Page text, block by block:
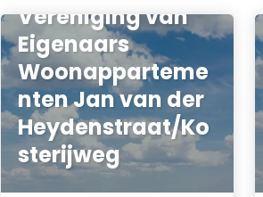
Vereniging van
Eigenaars
Woonapparteme
nten Jan van der
Heydenstraat/Ko
sterijweg